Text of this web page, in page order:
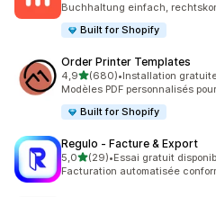
Buchhaltung einfach,
Built for Shopify
Order Printer Templates
4,9étoile(s) sur 5
(680)
680 avis au total
•Installation
Modèles PDF personnalisés
Built for Shopify
Regulo ‑ Facture & Export
5,0étoile(s) sur 5
(29)
29 avis au total
•Essai gratuit
Facturation automatisée